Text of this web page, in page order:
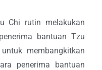
Chi rutin melakukan
bantuan Tzu
membangkitkan
penerima bantuan